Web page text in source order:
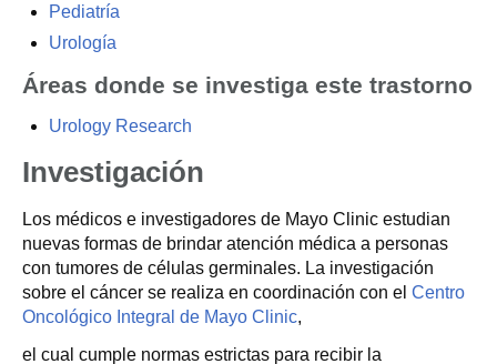
Pediatría
Urología
Áreas donde se investiga este trastorno
Urology Research
Investigación
Los médicos e investigadores de Mayo Clinic estudian
nuevas formas de brindar atención médica a personas
con tumores de células germinales. La investigación
sobre el cáncer se realiza en coordinación con el Centro
Oncológico Integral de Mayo Clinic,
el cual cumple normas estrictas para recibir la